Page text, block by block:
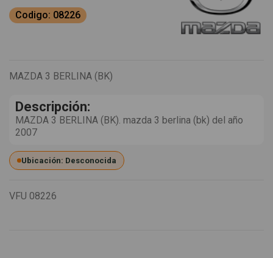
Codigo: 08226
MAZDA 3 BERLINA (BK)
Descripción:
MAZDA 3 BERLINA (BK). mazda 3 berlina (bk) del año
2007
Ubicación: Desconocida
VFU 08226